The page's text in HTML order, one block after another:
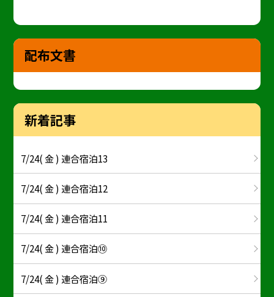
配布文書
新着記事
7/24( 金 ) 連合宿泊13
7/24( 金 ) 連合宿泊12
7/24( 金 ) 連合宿泊11
7/24( 金 ) 連合宿泊⑩
7/24( 金 ) 連合宿泊⑨